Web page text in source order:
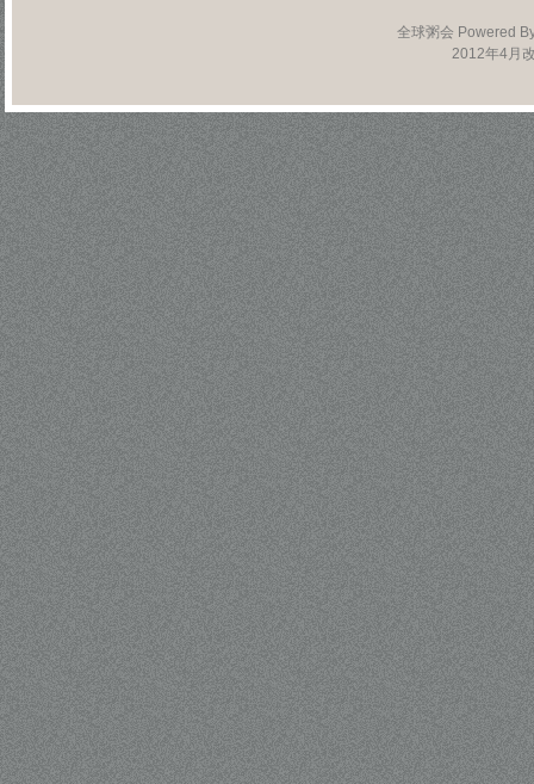
全球粥会 Powered
2012年4月